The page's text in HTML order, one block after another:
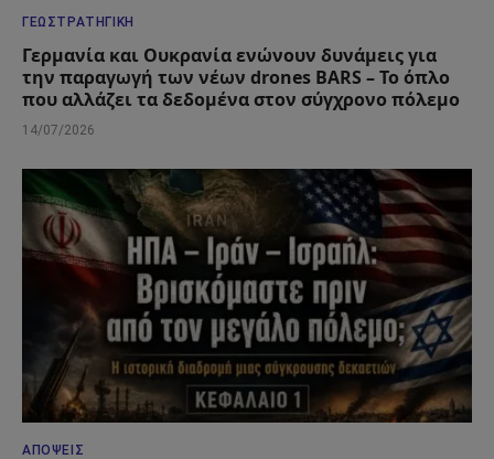
ΓΕΩΣΤΡΑΤΗΓΙΚΉ
Γερμανία και Ουκρανία ενώνουν δυνάμεις για
την παραγωγή των νέων drones BARS – Το όπλο
που αλλάζει τα δεδομένα στον σύγχρονο πόλεμο
14/07/2026
ΑΠΌΨΕΙΣ